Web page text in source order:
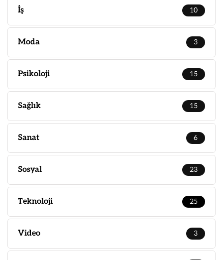
İş 10
Moda 3
Psikoloji 15
Sağlık 15
Sanat 6
Sosyal 23
Teknoloji 25
Video 3